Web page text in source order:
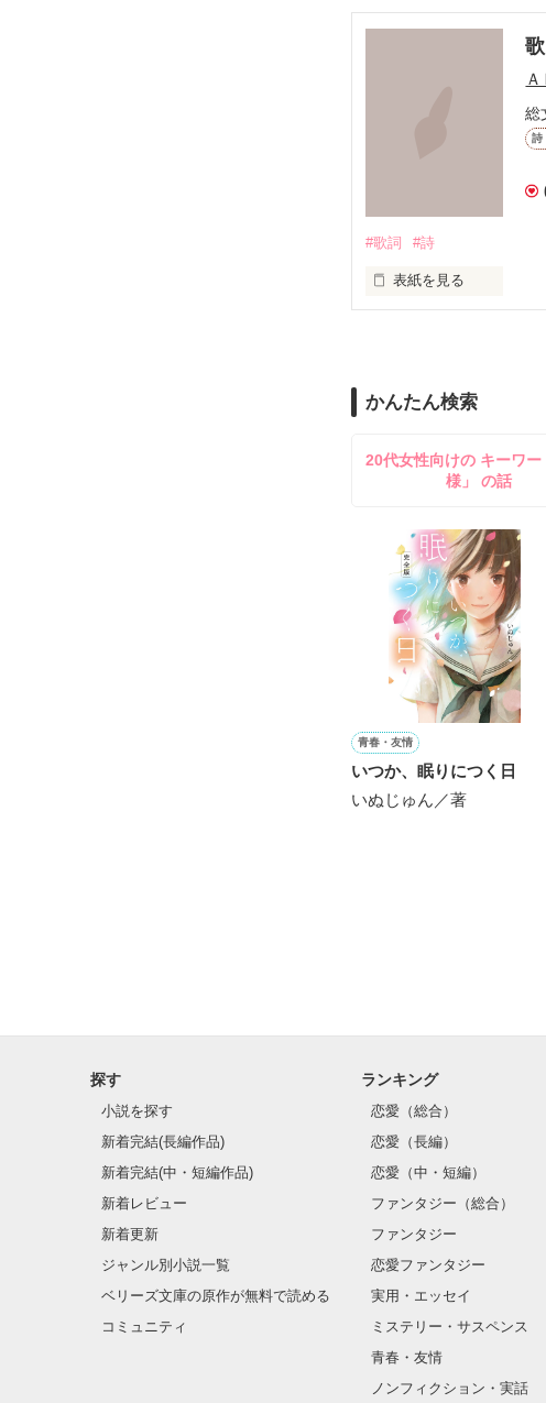
もがいたふりをしていた
やっと君との
約束を守れる気がした
絶えず支配し続けては
ただひとつ
いつか辿り着けるまで
総
詩
#歌詞 #詩
表紙を見る
嬉しいこと楽しいこと
きっと私達が生きてゆ
"かけがえのないもの"
だと思う。
恋をして、
初めて知る感情もある。
仕事をして、
何かを思い知ることも
想いも全部詰め込んで
何かに残しておきたか
かんたん検索
20代女性向けの キーワー
様」 の話
青春・友情
いつか、眠りにつく日
いぬじゅん／著
探す
小説を探す
新着完結(長編作品)
新着完結(中・短編作品)
新着レビュー
新着更新
ジャンル別小説一覧
ベリーズ文庫の原作が無料で読める
コミュニティ
ランキング
恋愛（総合）
恋愛（長編）
恋愛（中・短編）
ファンタジー（総合）
ファンタジー
恋愛ファンタジー
実用・エッセイ
ミステリー・サスペンス
青春・友情
ノンフィクション・実話